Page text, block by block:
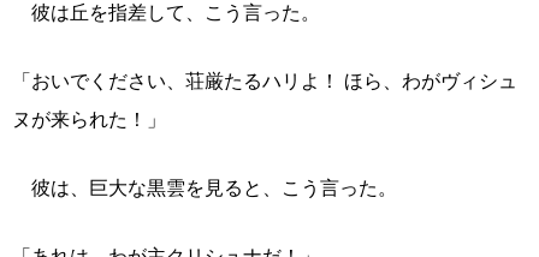
彼は丘を指差して、こう言った。
「おいでください、荘厳たるハリよ！ ほら、わがヴィシュ
ヌが来られた！」
彼は、巨大な黒雲を見ると、こう言った。